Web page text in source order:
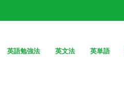
英語勉強法 英文法 英単語